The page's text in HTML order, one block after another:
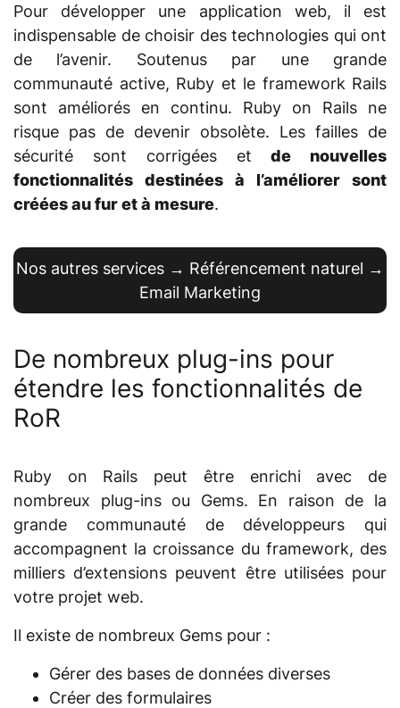
Pour développer une application web, il est
indispensable de choisir des technologies qui ont
de l’avenir. Soutenus par une grande
communauté active, Ruby et le framework Rails
sont améliorés en continu. Ruby on Rails ne
risque pas de devenir obsolète. Les failles de
sécurité sont corrigées et de nouvelles
fonctionnalités destinées à l’améliorer sont
créées au fur et à mesure.
Nos autres services → Référencement naturel →
Email Marketing
De nombreux plug-ins pour
étendre les fonctionnalités de
RoR
Ruby on Rails peut être enrichi avec de
nombreux plug-ins ou Gems. En raison de la
grande communauté de développeurs qui
accompagnent la croissance du framework, des
milliers d’extensions peuvent être utilisées pour
votre projet web.
Il existe de nombreux Gems pour :
Gérer des bases de données diverses
Créer des formulaires